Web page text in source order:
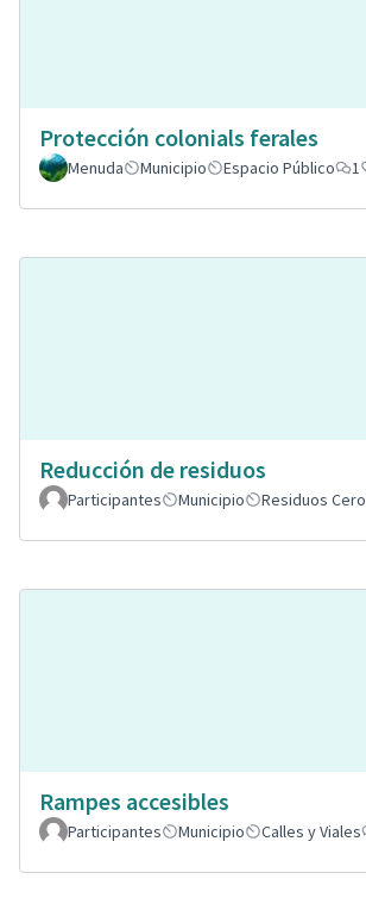
Protección colonials ferales
Menuda
Municipio Espacio Público 1
Reducción de residuos
Participantes
Municipio Residuos Cero
Rampes accesibles
Participantes
Municipio Calles y Viales